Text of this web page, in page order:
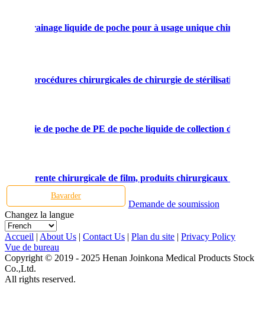
de drainage liquide de poche pour à usage unique chirurgical
procédures chirurgicales de chirurgie de stérilisation
de poche de PE de poche liquide de collection
transparente chirurgicale de film, produits chirurgicaux
Bavarder
Demande de soumission
Changez la langue
Accueil | About Us | Contact Us | Plan du site | Privacy Policy
Vue de bureau
Copyright © 2019 - 2025 Henan Joinkona Medical Products Stock
Co.,Ltd.
All rights reserved.